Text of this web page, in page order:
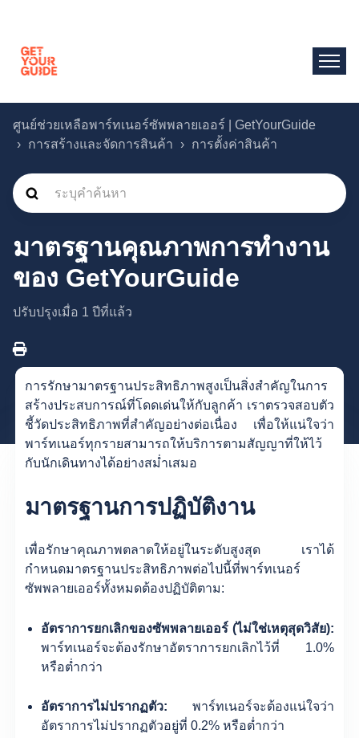
ศูนย์ช่วยเหลือพาร์ทเนอร์ซัพพลายเออร์ | GetYourGuide
การสร้างและจัดการสินค้า
การตั้งค่าสินค้า
มาตรฐานคุณภาพการทำงาน
ของ GetYourGuide
ปรับปรุงเมื่อ 1 ปีที่แล้ว
การรักษามาตรฐานประสิทธิภาพสูงเป็นสิ่งสำคัญในการ
สร้างประสบการณ์ที่โดดเด่นให้กับลูกค้า เราตรวจสอบตัว
ชี้วัดประสิทธิภาพที่สำคัญอย่างต่อเนื่อง เพื่อให้แน่ใจว่า
พาร์ทเนอร์ทุกรายสามารถให้บริการตามสัญญาที่ให้ไว้
กับนักเดินทางได้อย่างสม่ำเสมอ
มาตรฐานการปฏิบัติงาน
เพื่อรักษาคุณภาพตลาดให้อยู่ในระดับสูงสุด เราได้
กำหนดมาตรฐานประสิทธิภาพต่อไปนี้ที่พาร์ทเนอร์
ซัพพลายเออร์ทั้งหมดต้องปฏิบัติตาม:
อัตราการยกเลิกของซัพพลายเออร์ (ไม่ใช่เหตุสุดวิสัย):
พาร์ทเนอร์จะต้องรักษาอัตราการยกเลิกไว้ที่ 1.0%
หรือต่ำกว่า
อัตราการไม่ปรากฏตัว: พาร์ทเนอร์จะต้องแน่ใจว่า
อัตราการไม่ปรากฏตัวอยู่ที่ 0.2% หรือต่ำกว่า